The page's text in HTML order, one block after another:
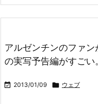
アルゼンチンのファ
の実写予告編がすごい
 2013/01/09  ウェブ